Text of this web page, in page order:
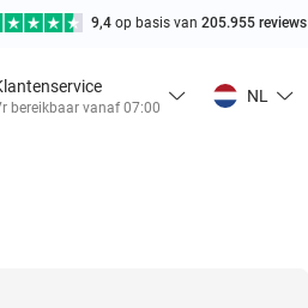
9,4 op basis van 205.955 reviews
bereikbaar vanaf 07:00
NL